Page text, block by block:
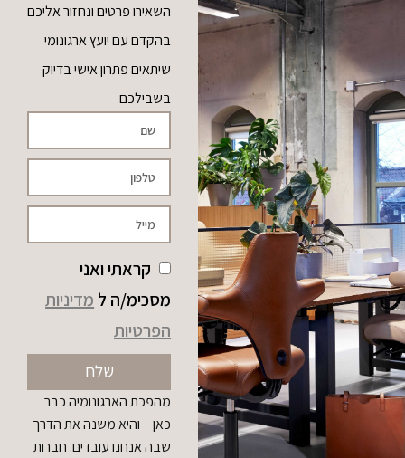
השאירו פרטים ונחזור אליכם
בהקדם עם יועץ ארגונומי
שיתאים פתרון אישי בדיוק
בשבילכם
קראתי ואני
מסכימ/ה ל מדיניות
הפרטיות
שלח
מהפכת הארגונומיה כבר
כאן – והיא משנה את הדרך
שבה אנחנו עובדים. חברות